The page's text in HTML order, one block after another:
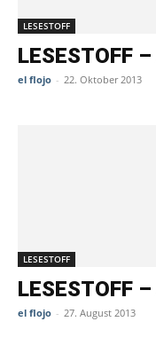
LESESTOFF
LESESTOFF
el flojo - 22. Oktober 2013
LESESTOFF
LESESTOFF
el flojo - 27. August 2013